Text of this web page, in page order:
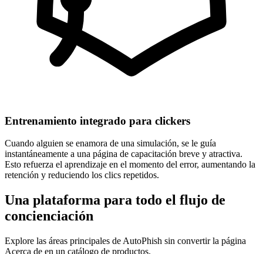
Entrenamiento integrado para clickers
Cuando alguien se enamora de una simulación, se le guía
instantáneamente a una página de capacitación breve y atractiva.
Esto refuerza el aprendizaje en el momento del error, aumentando la
retención y reduciendo los clics repetidos.
Una plataforma para todo el flujo de
concienciación
Explore las áreas principales de AutoPhish sin convertir la página
Acerca de en un catálogo de productos.